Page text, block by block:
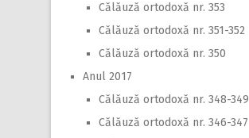
Călăuză ortodoxă nr. 353
Călăuză ortodoxă nr. 351-352
Călăuză ortodoxă nr. 350
Anul 2017
Călăuză ortodoxă nr. 348-349
Călăuză ortodoxă nr. 346-347